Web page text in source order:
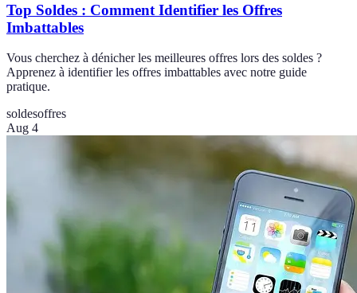
Top Soldes : Comment Identifier les Offres
Imbattables
Vous cherchez à dénicher les meilleures offres lors des soldes ?
Apprenez à identifier les offres imbattables avec notre guide
pratique.
soldesoffres
Aug 4